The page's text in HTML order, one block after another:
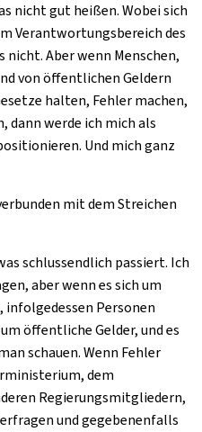
nicht gut heißen. Wobei sich
Verantwortungsbereich des
Aber wenn Menschen,
von öffentlichen Geldern
halten, Fehler machen,
dann werde ich mich als
Und mich ganz
mit dem Streichen
schlussendlich passiert. Ich
aber wenn es sich um
Personen
öffentliche Gelder, und es
schauen. Wenn Fehler
dem
Regierungsmitgliedern,
und gegebenenfalls